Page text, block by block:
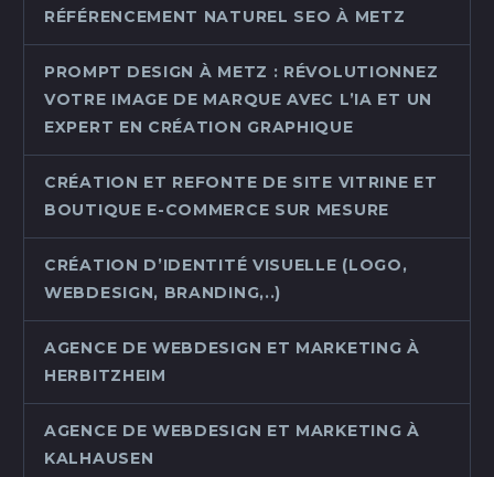
RÉFÉRENCEMENT NATUREL SEO À METZ
PROMPT DESIGN À METZ : RÉVOLUTIONNEZ
VOTRE IMAGE DE MARQUE AVEC L’IA ET UN
EXPERT EN CRÉATION GRAPHIQUE
CRÉATION ET REFONTE DE SITE VITRINE ET
BOUTIQUE E-COMMERCE SUR MESURE
CRÉATION D’IDENTITÉ VISUELLE (LOGO,
WEBDESIGN, BRANDING,..)
AGENCE DE WEBDESIGN ET MARKETING À
HERBITZHEIM
AGENCE DE WEBDESIGN ET MARKETING À
KALHAUSEN